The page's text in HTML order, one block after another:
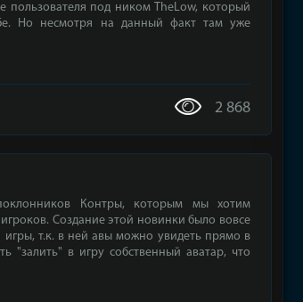
пользователя под ником TheLow, который
Но несмотря на данный факт там уже
2 868
Контры, которым мы хотим
Создание этой новинки было вовсе
т.к. в ней авы можно увидеть прямо в
"залить" в игру собственный аватар, что